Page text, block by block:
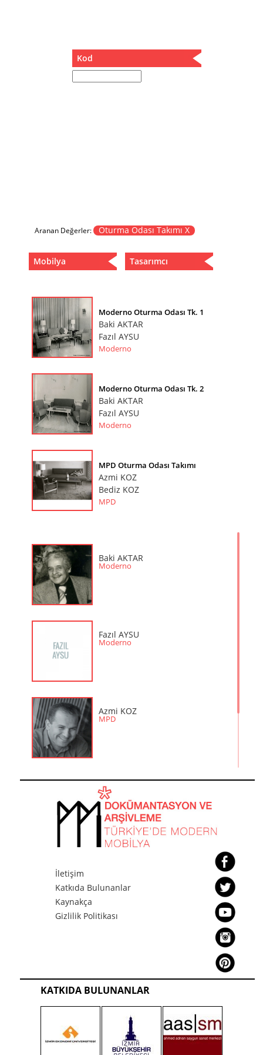
Separatör
Kod
Aranan Değerler: Oturma Odası Takımı X
Mobilya Tasarımcı
Moderno Oturma Odası Tk. 1
Baki AKTAR
Fazıl AYSU
Moderno
Moderno Oturma Odası Tk. 2
Baki AKTAR
Fazıl AYSU
Moderno
MPD Oturma Odası Takımı
Azmi KOZ
Bediz KOZ
MPD
Baki AKTAR
Moderno
Fazıl AYSU
Moderno
Azmi KOZ
MPD
Bediz KOZ
MPD
İletişim
Katkıda Bulunanlar
Kaynakça
Gizlilik Politikası
KATKIDA BULUNANLAR